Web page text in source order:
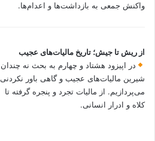
واکنش جمعی به بازداشت‌ها و اعدام‌ها.
از ریش تا جیش؛ تاریخ مالیات‌های عجیب
در اپیزود هشتاد و چهارم به بحث نه چندان
شیرین مالیات‌های عجیب و گاهی باور نکردنی‌
می‌پردازیم. از مالیات تجرد و پنجره گرفته تا
کلاه و ادرار انسانی.